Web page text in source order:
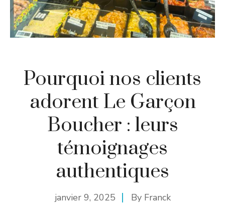
Pourquoi nos clients
adorent Le Garçon
Boucher : leurs
témoignages
authentiques
janvier 9, 2025 By Franck